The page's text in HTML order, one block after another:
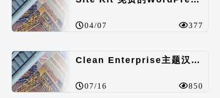
04/07 377
Clean Enterprise主题汉化包
07/16 850